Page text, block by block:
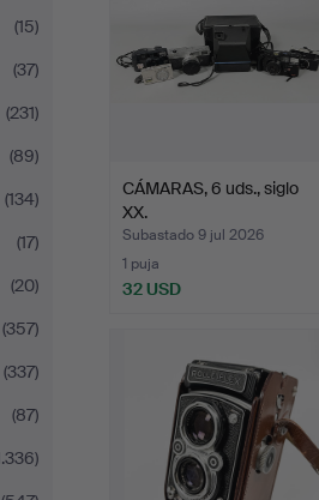
(15)
(37)
(231)
(89)
(134)
(17)
(20)
(357)
(337)
(87)
CÁMARAS, 6 uds., siglo
XX.
Subastado 9 jul 2026
1 puja
32 USD